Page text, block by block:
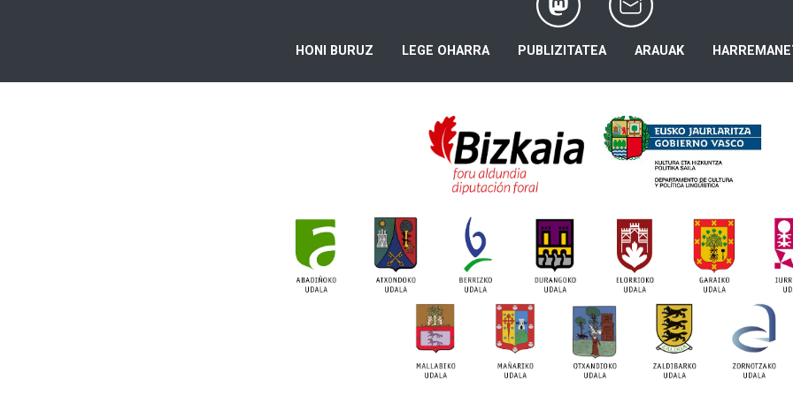
HONI BURUZ LEGE OHARRA PUBLIZITATEA ARAUAK